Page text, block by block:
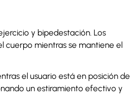
y bipedestación. Los
cuerpo mientras se mantiene el
el usuario está en posición de
un estiramiento efectivo y